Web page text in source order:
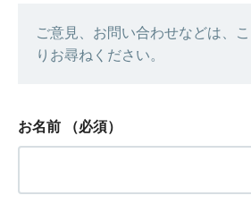
ご意見、お問い合わせなどは、
りお尋ねください。
お名前 （必須）